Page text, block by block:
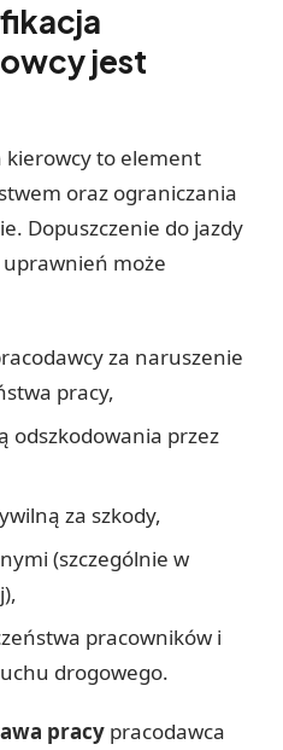
jest
to element
oraz ograniczania
Dopuszczenie do jazdy
może
za naruszenie
pracy,
odszkodowania przez
za szkody,
(szczególnie w
pracowników i
drogowego.
pracy pracodawca